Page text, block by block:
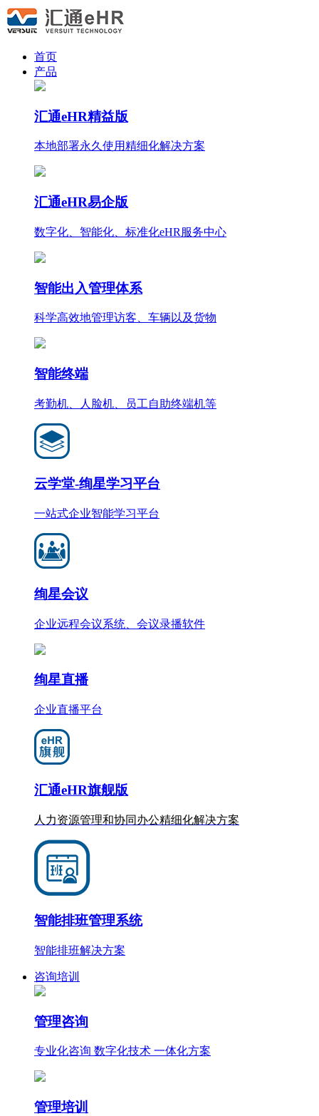
首页
产品
汇通eHR精益版
本地部署永久使用精细化解决方案
汇通eHR易企版
数字化、智能化、标准化eHR服务中心
智能出入管理体系
科学高效地管理访客、车辆以及货物
智能终端
考勤机、人脸机、员工自助终端机等
云学堂-绚星学习平台
一站式企业智能学习平台
绚星会议
企业远程会议系统、会议录播软件
绚星直播
企业直播平台
汇通eHR旗舰版
人力资源管理和协同办公精细化解决方案
智能排班管理系统
智能排班解决方案
咨询培训
管理咨询
专业化咨询 数字化技术 一体化方案
管理培训